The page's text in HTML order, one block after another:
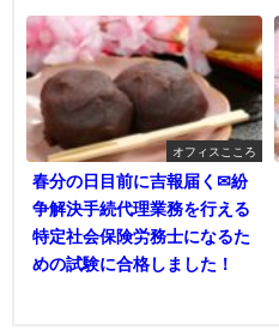
オフィスこころ
春分の日目前に吉報届く✉紛
争解決手続代理業務を行える
特定社会保険労務士になるた
めの試験に合格しました！